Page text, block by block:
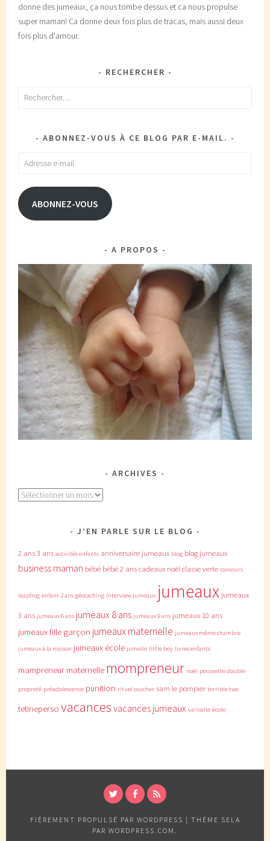
donne des jumeaux, ça nous tombe dessus et ca nous propulse
super maman! Ca donne deux fois plus de tracas, mais aussi deux
fois plus d'amour.
RECHERCHER
Rechercher :
ABONNEZ-VOUS À CE BLOG PAR E-MAIL.
Adresse
mail
ABONNEZ-VOUS
A PROPOS
ARCHIVES
Archives
J’EN PARLE SUR LE BLOG
2 ans3 ans activités enfants anniversaire jumeaux blog blog jumeaux
business maman bébé bébé 2 anscadeaux noëlclasse verte concours
leapfrog enfant 2 ans géocaching interview jumeaux jumeaux jumeaux
3 ans jumeaux 6 ans jumeaux 8 ans jumeaux 9 ans jumeaux 10 ans
jumeaux fille garçon jumeaux maternelle jumeaux même chambre
jumeaux à la maison jumeaux école jumelle little boy livres enfants
mampreneur maternelle mompreneur noël poussette double
propreté préadolescence punition rituel coucher sam le pompier terrible two
tetineperso vacances vacances jumeaux varicelle école
FIÈREMENT PROPULSÉ PAR WORDPRESS | THÈME SELA
PAR WORDPRESS.COM